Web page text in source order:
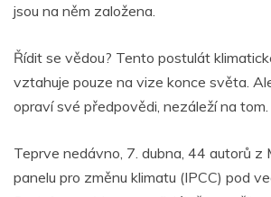
jsou na něm založena.
Řídit se vědou? Tento postulát
vztahuje pouze na vize konce světa.
opraví své předpovědi, nezáleží na tom.
Teprve nedávno, 7. dubna, 44 autorů z
panelu pro změnu klimatu (IPCC) pod